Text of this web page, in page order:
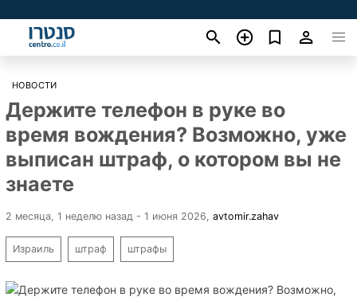
НОВОСТИ
Держите телефон в руке во
время вождения? Возможно, уже
выписан штраф, о котором вы не
знаете
2 месяца, 1 неделю назад - 1 июня 2026 avtomir.zahav
Израиль штраф штрафы